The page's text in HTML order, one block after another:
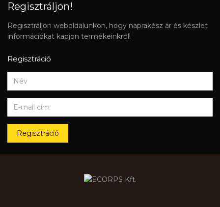
Regisztráljon!
Regisztráljon weboldalunkon, hogy naprakész ár és készlet
információkat kapjon termékeinkről!
Regisztráció
Regisztráció